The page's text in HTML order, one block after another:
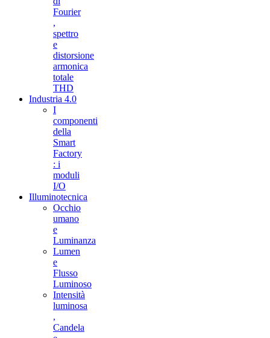
Fourier
,
spettro
e
distorsione
armonica
totale
THD
Industria 4.0
I
componenti
della
Smart
Factory
: i
moduli
I/O
Illuminotecnica
Occhio
umano
e
Luminanza
Lumen
e
Flusso
Luminoso
Intensità
luminosa
,
Candela